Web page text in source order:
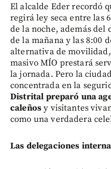
El alcalde Eder recordó
regirá ley seca entre las
de la noche, además del
de la mañana y las 8:00
alternativa de
masivo MÍO prestará
la jornada. Pero la
concentrada en la
Distrital preparó una
caleñosy visitantes
como una verdadera
Las delegaciones